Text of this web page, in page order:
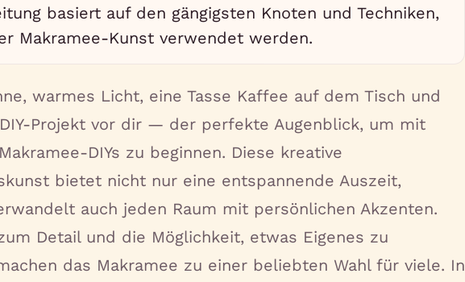
basiert auf den gängigsten Knoten und Techniken,
Makramee-Kunst verwendet werden.
warmes Licht, eine Tasse Kaffee auf dem Tisch und
Projekt vor dir — der perfekte Augenblick, um mit
DIYs zu beginnen. Diese kreative
bietet nicht nur eine entspannende Auszeit,
auch jeden Raum mit persönlichen Akzenten.
Detail und die Möglichkeit, etwas Eigenes zu
das Makramee zu einer beliebten Wahl für viele. In